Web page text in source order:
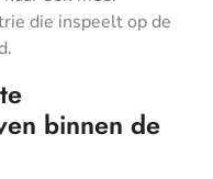
die inspeelt op de
binnen de